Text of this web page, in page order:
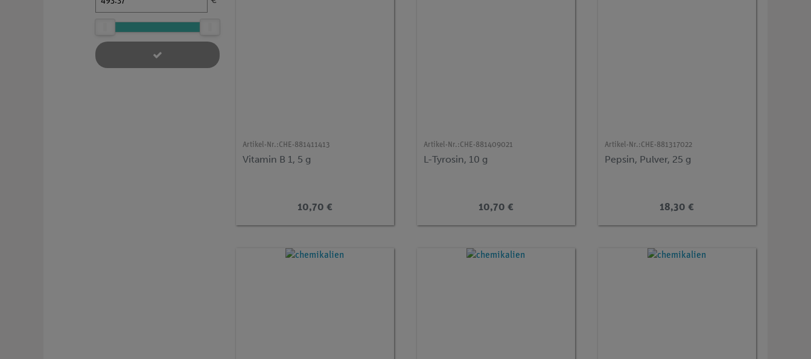
Artikel-Nr.:CHE-881411413
Vitamin B 1, 5 g
10,70 €
Artikel-Nr.:CHE-881409021
L-Tyrosin, 10 g
10,70 €
Artikel-Nr.:CHE-881317022
Pepsin, Pulver, 25 g
18,30 €